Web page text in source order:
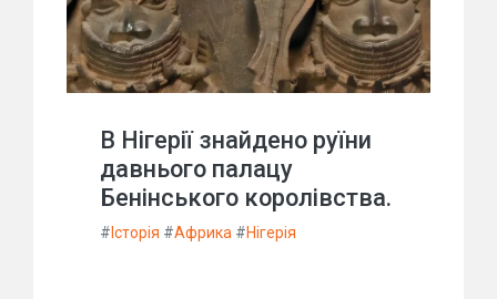
В Нігерії знайдено руїни
давнього палацу
Бенінського королівства.
# Історія #Африка #Нігерія